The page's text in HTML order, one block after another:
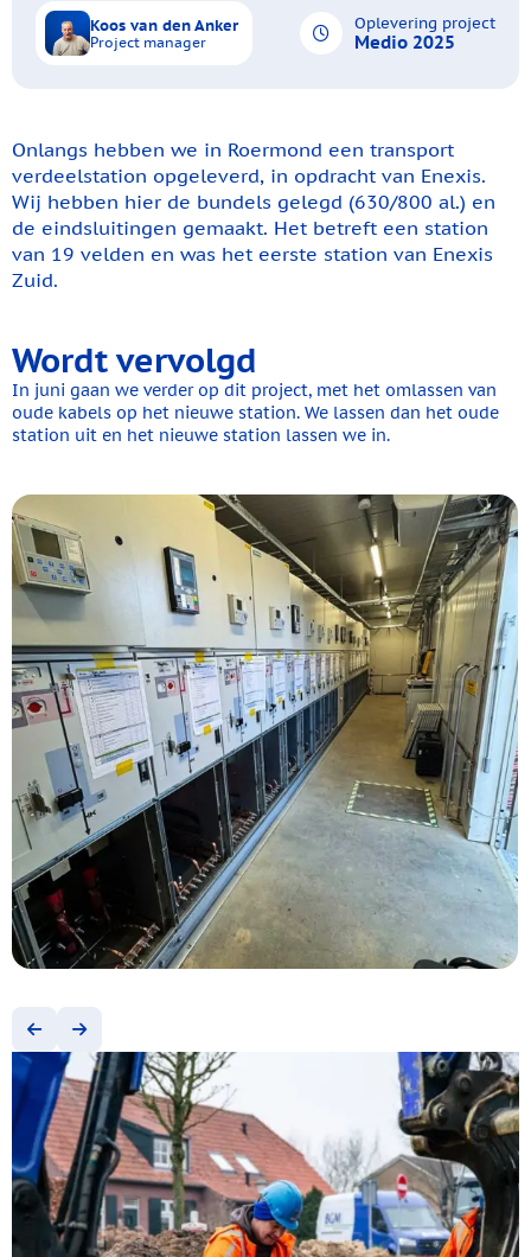
Koos van den Anker
Project manager
Oplevering project
Medio 2025
Onlangs hebben we in Roermond een transport
verdeelstation opgeleverd, in opdracht van Enexis.
Wij hebben hier de bundels gelegd (630/800 al.) en
de eindsluitingen gemaakt. Het betreft een station
van 19 velden en was het eerste station van Enexis
Zuid.
Wordt vervolgd
In juni gaan we verder op dit project, met het omlassen van
oude kabels op het nieuwe station. We lassen dan het oude
station uit en het nieuwe station lassen we in.